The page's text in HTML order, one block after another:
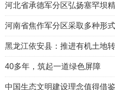
河北省承德军分区弘扬塞罕坝
河南省焦作军分区采取多种形
黑龙江依安县：推进有机土地
40多年，筑起一道绿色屏障
中国生态文明建设理念值得借鉴